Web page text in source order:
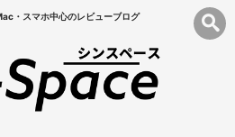
・スマホ中心のレビューブログ